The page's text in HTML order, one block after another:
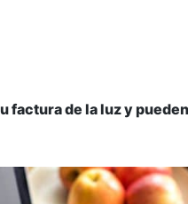
factura de la luz y